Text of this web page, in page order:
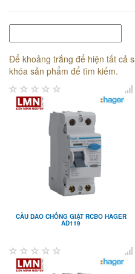
Để khoảng trắng để hiện tất cả
khóa sản phẩm để tìm kiếm.
CẦU DAO CHỐNG GIẬT RCBO HAGER
AD119